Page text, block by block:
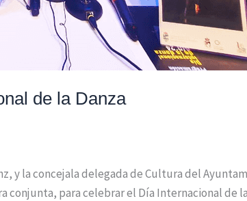
de la Danza
y la concejala delegada de Cultura del
conjunta, para celebrar el Día Internacional de